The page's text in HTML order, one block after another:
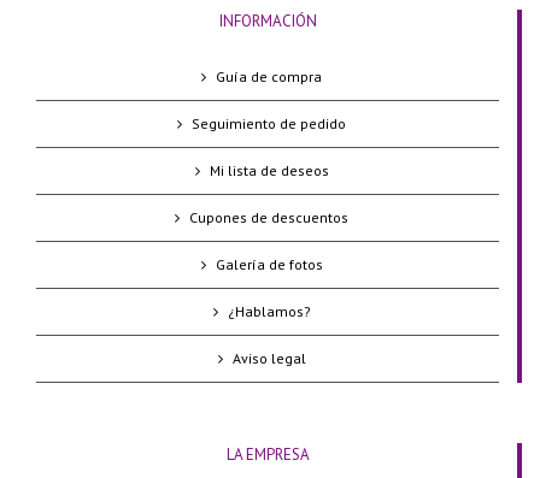
INFORMACIÓN
Guía de compra
Seguimiento de pedido
Mi lista de deseos
Cupones de descuentos
Galería de fotos
¿Hablamos?
Aviso legal
LA EMPRESA